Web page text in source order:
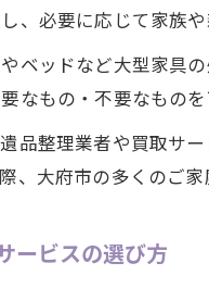
、必要に応じて家族
ベッドなど大型家具
なもの・不要なものを
品整理業者や買取サ
、大府市の多くのご
ービスの選び方